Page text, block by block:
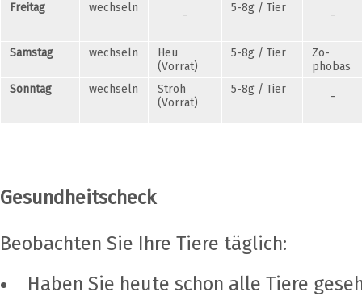
Freitag wechseln
-
5-8g / Tier
-
Samstag wechseln
Heu
(Vorrat)
5-8g / Tier
Zo-
phobas
Sonntag
wechseln
Stroh
(Vorrat)
5-8g / Tier
-
Gesundheitscheck
Beobachten Sie Ihre Tiere täglich:
Haben Sie heute schon alle Tiere